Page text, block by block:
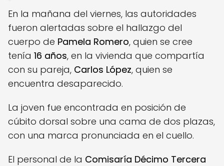
En la mañana del viernes, las autoridades
fueron alertadas sobre el hallazgo del
cuerpo de Pamela Romero, quien se cree
tenía 16 años, en la vivienda que compartía
con su pareja, Carlos López, quien se
encuentra desaparecido.
La joven fue encontrada en posición de
cúbito dorsal sobre una cama de dos plazas,
con una marca pronunciada en el cuello.
El personal de la Comisaría Décimo Tercera